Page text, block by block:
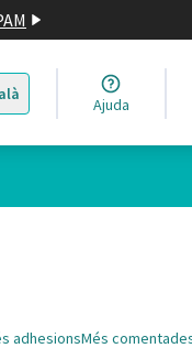
llengua Elegir el idioma
Ajuda
adhesionsMés